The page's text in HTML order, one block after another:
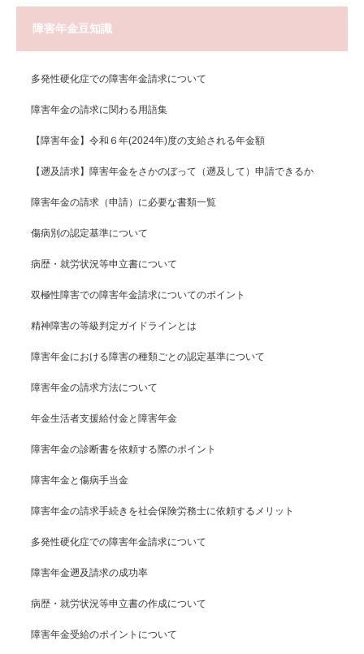
障害年金豆知識
多発性硬化症での障害年金請求について
障害年金の請求に関わる用語集
【障害年金】令和６年(2024年)度の支給される年金額
【遡及請求】障害年金をさかのぼって（遡及して）申請できるか
障害年金の請求（申請）に必要な書類一覧
傷病別の認定基準について
病歴・就労状況等申立書について
双極性障害での障害年金請求についてのポイント
精神障害の等級判定ガイドラインとは
障害年金における障害の種類ごとの認定基準について
障害年金の請求方法について
年金生活者支援給付金と障害年金
障害年金の診断書を依頼する際のポイント
障害年金と傷病手当金
障害年金の請求手続きを社会保険労務士に依頼するメリット
多発性硬化症での障害年金請求について
障害年金遡及請求の成功率
病歴・就労状況等申立書の作成について
障害年金受給のポイントについて